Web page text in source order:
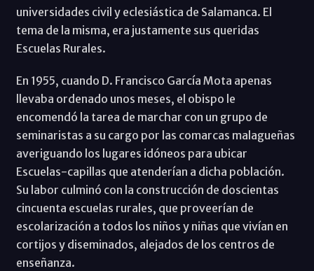
universidades civil y eclesiástica de Salamanca. El
tema de la misma, era justamente sus queridas
Escuelas Rurales.
En 1955, cuando D. Francisco García Mota apenas
llevaba ordenado unos meses, el obispo le
encomendó la tarea de marchar con un grupo de
seminaristas a su cargo por las comarcas malagueñas
averiguando los lugares idóneos para ubicar
Escuelas-capillas que atenderían a dicha población.
Su labor culminó con la construcción de doscientas
cincuenta escuelas rurales, que proveerían de
escolarización a todos los niños y niñas que vivían en
cortijos y diseminados, alejados de los centros de
enseñanza.